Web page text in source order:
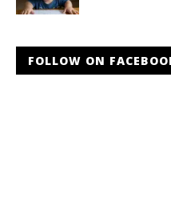
FOLLOW ON